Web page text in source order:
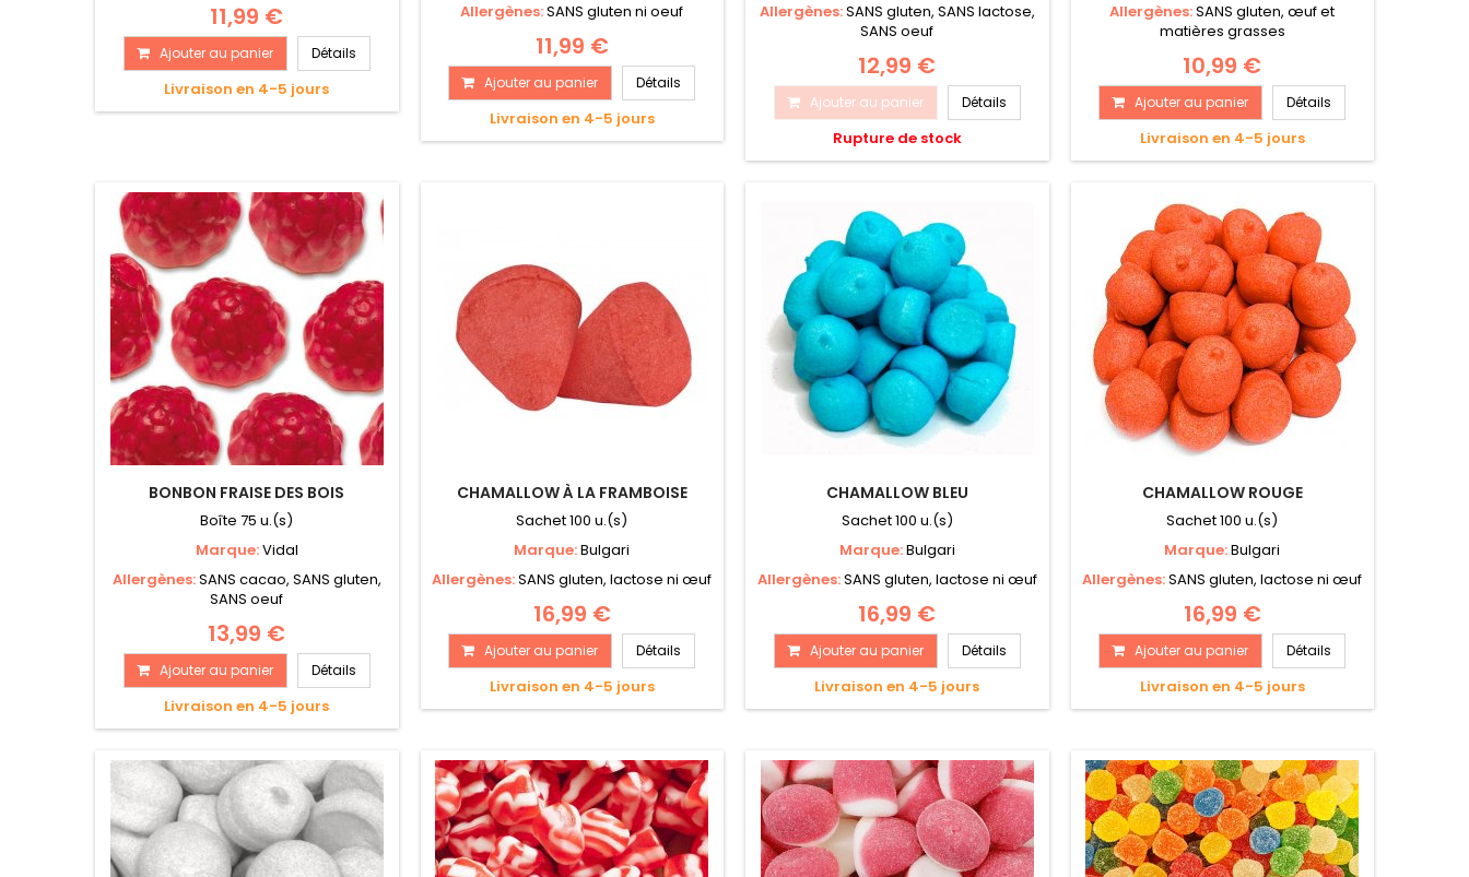
11,99 €
Ajouter au panier Détails
Livraison en 4-5 jours
Allergènes:SANS gluten ni oeuf
11,99 €
Ajouter au panier Détails
Livraison en 4-5 jours
Allergènes:SANS gluten, SANS lactose,
SANS oeuf
12,99 €
Ajouter au panier Détails
Rupture de stock
Allergènes:SANS gluten, œuf et
matières grasses
10,99 €
Ajouter au panier Détails
Livraison en 4-5 jours
BONBON FRAISE DES BOIS
Boîte 75 u.(s)
Marque:Vidal
Allergènes:SANS cacao, SANS gluten,
SANS oeuf
13,99 €
Ajouter au panier Détails
Livraison en 4-5 jours
CHAMALLOW À LA FRAMBOISE
Sachet 100 u.(s)
Marque:Bulgari
Allergènes:SANS gluten, lactose ni œuf
16,99 €
Ajouter au panier Détails
Livraison en 4-5 jours
CHAMALLOW BLEU
Sachet 100 u.(s)
Marque:Bulgari
Allergènes:SANS gluten, lactose ni œuf
16,99 €
Ajouter au panier Détails
Livraison en 4-5 jours
CHAMALLOW ROUGE
Sachet 100 u.(s)
Marque:Bulgari
Allergènes:SANS gluten, lactose ni œuf
16,99 €
Ajouter au panier Détails
Livraison en 4-5 jours